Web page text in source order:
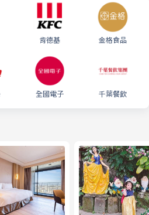
肯德基 金格食品
全國電子 千葉餐飲